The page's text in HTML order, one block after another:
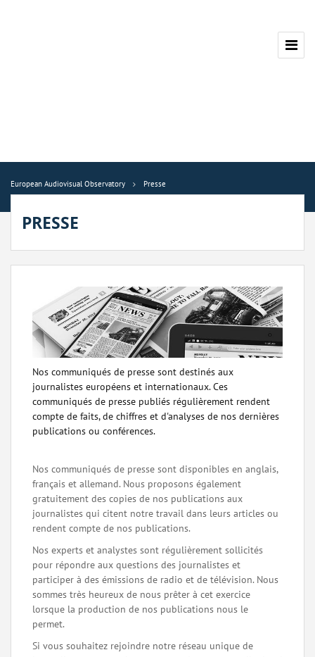
European Audiovisual Observatory Presse
PRESSE
Nos communiqués de presse sont destinés aux
journalistes européens et internationaux. Ces
communiqués de presse publiés régulièrement rendent
compte de faits, de chiffres et d'analyses de nos dernières
publications ou conférences.
Nos communiqués de presse sont disponibles en anglais,
français et allemand. Nous proposons également
gratuitement des copies de nos publications aux
journalistes qui citent notre travail dans leurs articles ou
rendent compte de nos publications.
Nos experts et analystes sont régulièrement sollicités
pour répondre aux questions des journalistes et
participer à des émissions de radio et de télévision. Nous
sommes très heureux de nous prêter à cet exercice
lorsque la production de nos publications nous le
permet.
Si vous souhaitez rejoindre notre réseau unique de